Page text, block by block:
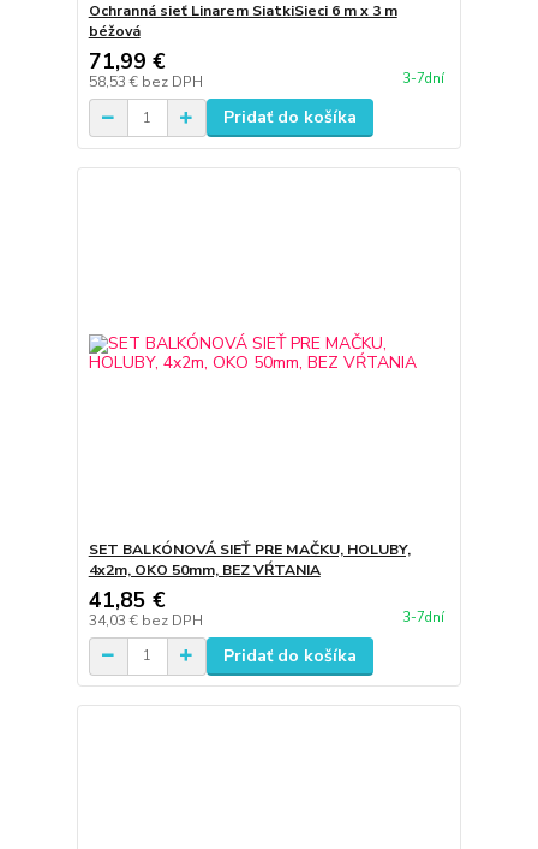
Ochranná sieť Linarem SiatkiSieci 6 m x 3 m
béžová
71,99 €
58,53 € bez DPH 3-7dní
Pridať do košíka
SET BALKÓNOVÁ SIEŤ PRE MAČKU, HOLUBY,
4x2m, OKO 50mm, BEZ VŔTANIA
41,85 €
34,03 € bez DPH 3-7dní
Pridať do košíka